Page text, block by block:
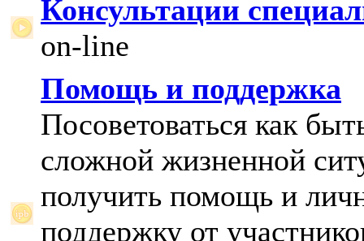
Консультации
on-line
Помощь и поддержка
Посоветоваться как
сложной жизненной
получить помощь и
поддержку от